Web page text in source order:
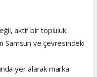
aktif bir topluluk.
Samsun ve çevresindeki
yer alarak marka